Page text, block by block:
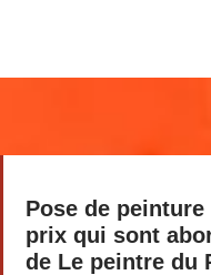
Pose de
prix qui sont
de Le peintre du